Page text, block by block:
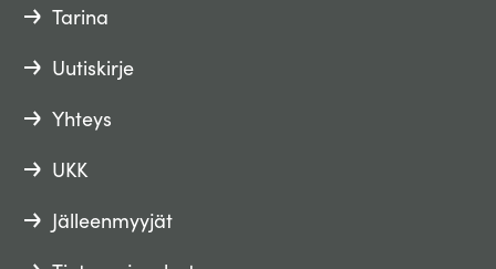
Tarina
Uutiskirje
Yhteys
UKK
Jälleenmyyjät